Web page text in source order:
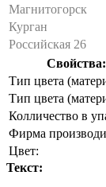
Магнитогорск
Курган
Российская 26
Свойства:
Тип цвета
Тип цвета
Колличество в
Фирма
Цвет:
Текст: